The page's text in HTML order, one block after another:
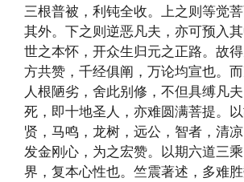
三根普被，利钝全收。上之则等觉
其外。下之则逆恶凡夫，亦可预入
世之本怀，开众生归元之正路。故
方共赞，千经俱阐，万论均宣也。而
人根陋劣，舍此别修，不但具缚凡
死，即十地圣人，亦难圆满菩提。
贤，马鸣，龙树，远公，智者，清
发金刚心，为之宏赞。以期六道三
界，复本心性也。竺震著述，多难